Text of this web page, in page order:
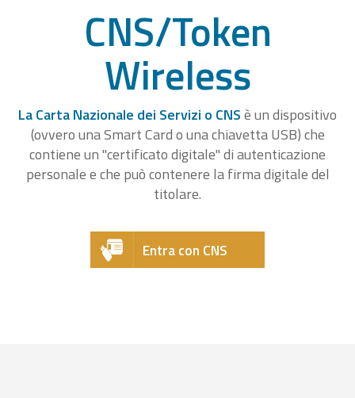
CNS/Token
Wireless
La Carta Nazionale dei Servizi o CNSè un dispositivo
(ovvero una Smart Card o una chiavetta USB) che
contiene un "certificato digitale" di autenticazione
personale e che può contenere la firma digitale del
titolare.
Entra con CNS